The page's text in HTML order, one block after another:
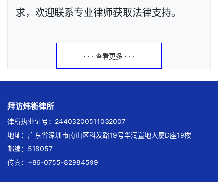
求，欢迎联系专业律师获取法律支持。
· · · 查看更多 · · ·
拜访炜衡律所
律所执业证号：24403200511032007
地址：广东省深圳市南山区科发路19号华润置地大厦D座19楼
邮编：518057
传真：+86-0755-82984599